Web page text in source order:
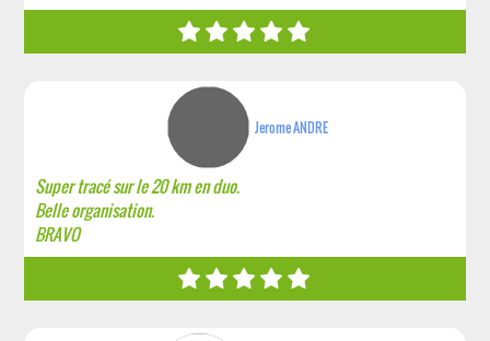
Jerome ANDRE
Super tracé sur le 20 km en duo.
Belle organisation.
BRAVO